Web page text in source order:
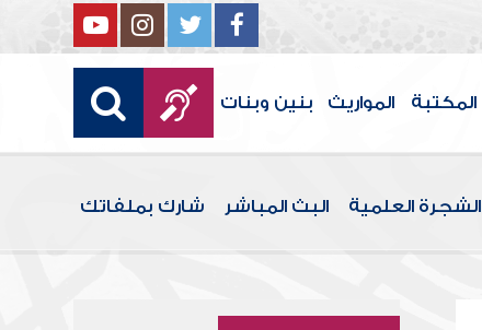
المكتبة المواريث بنين وبنات
الشجرة العلمية البث المباشر شارك بملفاتك